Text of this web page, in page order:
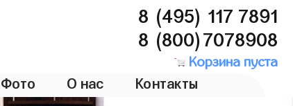
8 (495) 117 7891
8 (800)7078908
Корзина пуста
Фото О нас Контакты